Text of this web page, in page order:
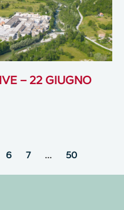
– 22 GIUGNO
6 7 … 50